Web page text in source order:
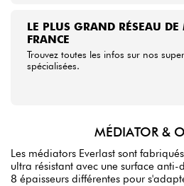
LE PLUS GRAND RÉSEAU
FRANCE
Trouvez toutes les infos sur nos
spécialisées.
MÉDIATOR &
Les médiators Everlast sont
ultra résistant avec une surface
8 épaisseurs différentes pour